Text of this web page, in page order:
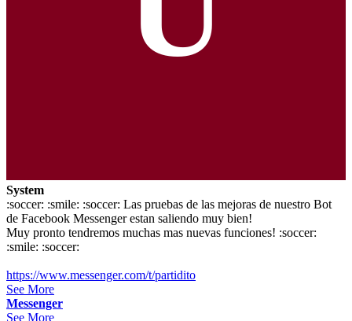
System
:soccer: :smile: :soccer: Las pruebas de las mejoras de nuestro Bot
de Facebook Messenger estan saliendo muy bien!
Muy pronto tendremos muchas mas nuevas funciones! :soccer:
:smile: :soccer:
https://www.messenger.com/t/partidito
See More
Messenger
See More